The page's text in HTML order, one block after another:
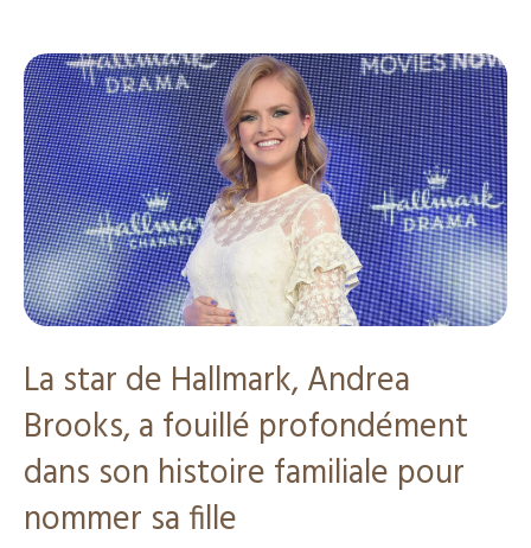
La star de Hallmark, Andrea
Brooks, a fouillé profondément
dans son histoire familiale pour
nommer sa fille